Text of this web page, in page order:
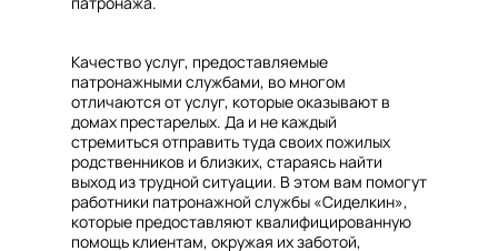
Качество услуг, предоставляемые
патронажными службами, во многом
отличаются от услуг, которые оказывают в
домах престарелых. Да и не каждый
стремиться отправить туда своих пожилых
родственников и близких, стараясь найти
выход из трудной ситуации. В этом вам помогут
работники патронажной службы «Сиделкин»,
которые предоставляют квалифицированную
помощь клиентам, окружая их заботой,